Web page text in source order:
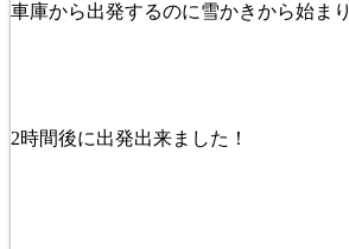
車庫から出発するのに雪かきから始まり
2時間後に出発出来ました！